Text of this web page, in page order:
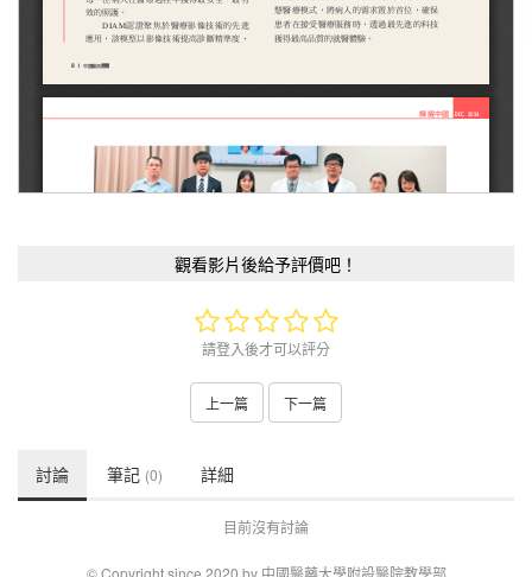
觀看影片後給予評價吧！
請登入後才可以評分
上一篇 下一篇
討論 筆記 (0) 詳細
目前沒有討論
© Copyright since 2020 by 中國醫藥大學附設醫院教學部